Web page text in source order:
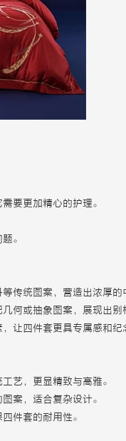
要更加精心的护理。
。
传统图案，营造出浓厚的
何或抽象图案，展现出别
让四件套更具专属感和纪
艺，更显精致与高雅。
案，适合复杂设计。
件套的耐用性。